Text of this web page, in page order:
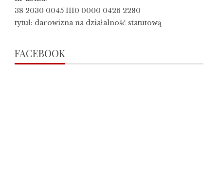
38 2030 0045 1110 0000 0426 2280
tytuł: darowizna na działalność statutową
FACEBOOK